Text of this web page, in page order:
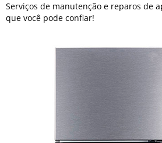
Serviços de manutenção e reparos de
que você pode confiar!